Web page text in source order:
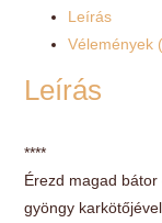
Leírás
Vélemények
Leírás
****
Érezd magad bátor
gyöngy